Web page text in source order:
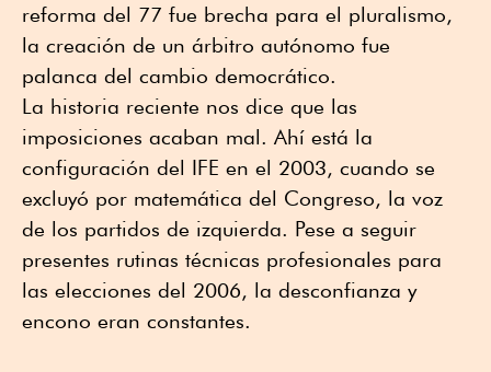
reforma del 77 fue brecha para el pluralismo,
la creación de un árbitro autónomo fue
palanca del cambio democrático.
La historia reciente nos dice que las
imposiciones acaban mal. Ahí está la
configuración del IFE en el 2003, cuando se
excluyó por matemática del Congreso, la voz
de los partidos de izquierda. Pese a seguir
presentes rutinas técnicas profesionales para
las elecciones del 2006, la desconfianza y
encono eran constantes.